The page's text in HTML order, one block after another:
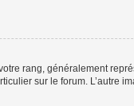
rang, généralement
sur le forum. L’autre